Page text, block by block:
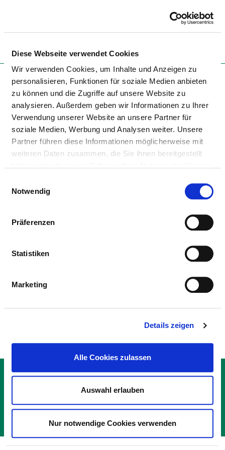
Diese Webseite verwendet Cookies
Wir verwenden Cookies, um Inhalte und Anzeigen zu
personalisieren, Funktionen für soziale Medien anbieten
zu können und die Zugriffe auf unsere Website zu
analysieren. Außerdem geben wir Informationen zu Ihrer
Verwendung unserer Website an unsere Partner für
soziale Medien, Werbung und Analysen weiter. Unsere
Partner führen diese Informationen möglicherweise mit
weiteren Daten zusammen, die Sie ihnen bereitgestellt
Notwendig
Präferenzen
Statistiken
Marketing
Details zeigen
Alle Cookies zulassen
Auswahl erlauben
Nur notwendige Cookies verwenden
Zur Krankenhaus-Startseite
MAIN-KINZIG-KLINIKEN
GELNHAUSEN
PSYCHIATRISCHE TAGESKLINIK
AUSSTATTUNG
AUSSTATTUNG
NOTFALL­
VERFÜGBARKEIT
24H
© DEUTSCHE KRANKENHAUS GESELLSCHAFT 2026
KONTAKT